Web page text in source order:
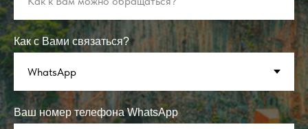
Как с Вами связаться?
Ваш номер телефона WhatsApp